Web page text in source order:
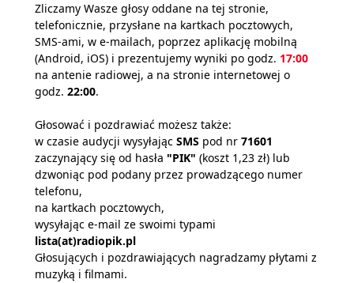
Zliczamy Wasze głosy oddane na tej stronie,
telefonicznie, przysłane na kartkach pocztowych,
SMS-ami, w e-mailach, poprzez aplikację mobilną
(Android, iOS) i prezentujemy wyniki po godz. 17:00
na antenie radiowej, a na stronie internetowej o
godz. 22:00.
Głosować i pozdrawiać możesz także:
w czasie audycji wysyłając SMS pod nr 71601
zaczynający się od hasła "PIK" (koszt 1,23 zł) lub
dzwoniąc pod podany przez prowadzącego numer
telefonu,
na kartkach pocztowych,
wysyłając e-mail ze swoimi typami
lista(at)radiopik.pl
Głosujących i pozdrawiających nagradzamy płytami z
muzyką i filmami.